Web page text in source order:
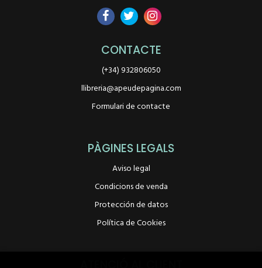
CONTACTE
(+34) 932806050
llibreria@apeudepagina.com
Formulari de contacte
PÀGINES LEGALS
Aviso legal
Condicions de venda
Protección de datos
Política de Cookies